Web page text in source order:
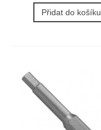
Přidat do košíku